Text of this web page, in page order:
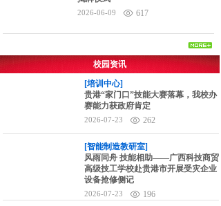
2026-06-09 617
校园资讯
[培训中心]
贵港“家门口”技能大赛落幕，我校办
赛能力获政府肯定
2026-07-23 262
[智能制造教研室]
风雨同舟 技能相助——广西科技商贸
高级技工学校赴贵港市开展受灾企业
设备抢修侧记
2026-07-23
196